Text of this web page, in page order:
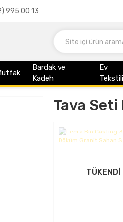
995 00 13
Bardak ve
Kadeh
Ev
Tekstili
Tava Seti
TÜKENDİ